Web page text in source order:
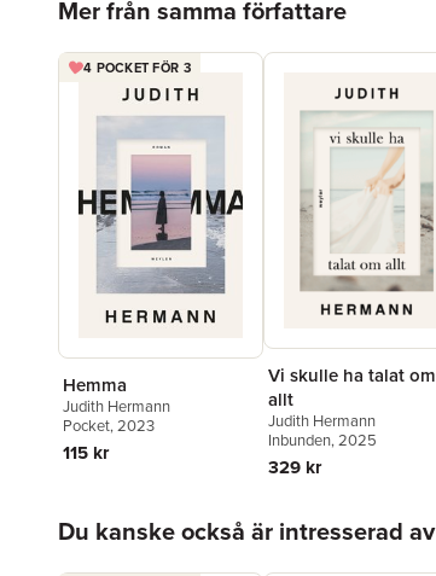
Mer från samma författare
4 POCKET FÖR 3
Hemma
Judith Hermann
Pocket, 2023
115 kr
Vi skulle ha talat om
allt
Judith Hermann
Inbunden, 2025
329 kr
Du kanske också är intresserad av